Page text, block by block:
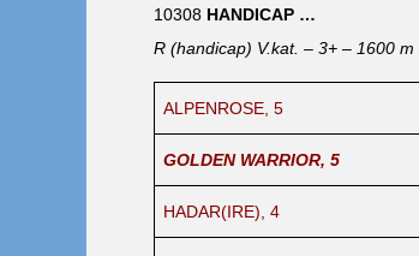
10308 HANDICAP …
R (handicap) V.kat. – 3+ – 1600
ALPENROSE, 5
GOLDEN WARRIOR, 5
HADAR(IRE), 4